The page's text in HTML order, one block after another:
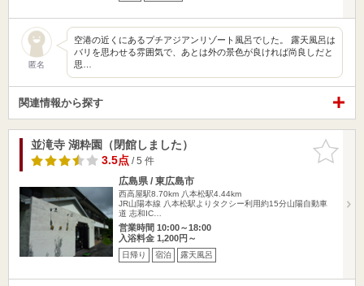
匿名
空港の近くにあるプチアジアンリゾート風呂でした。 露天風呂は
バリを思わせる雰囲気で、あとは外の景色が良ければ尚良しだと
思…
関連情報から探す
お気に入
りに追加
並滝寺 湖粋園（閉館しました）
3.5点/ 5 件
広島県 / 東広島市
西高屋駅8.70km 八本松駅4.44km
JR山陽本線 八本松駅よりタクシー利用約15分山陽自動車
道 志和IC…
営業時間 10:00～18:00
入浴料金 1,200円～
日帰り 宿泊 露天風呂